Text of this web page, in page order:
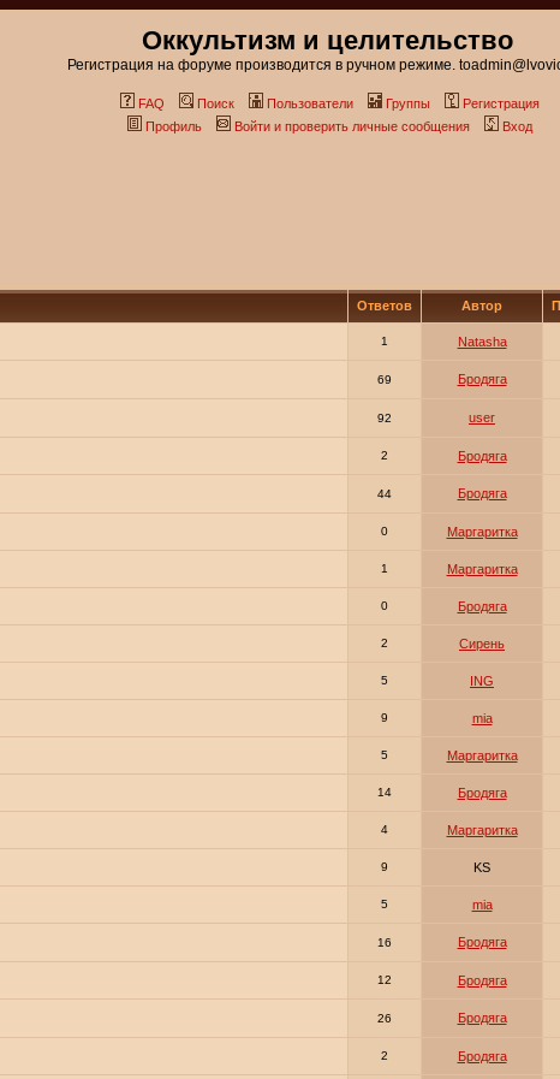
Оккультизм и целительство
Регистрация на форуме производится в ручном режиме.
FAQ Поиск Пользователи Группы
Регистрация
Профиль
Войти и проверить личные сообщения Вход
Ответов Автор
1 Natasha
69 Бродяга
92 user
2 Бродяга
44 Бродяга
0 Маргаритка
1 Маргаритка
0 Бродяга
2 Сирень
5 ING
9 mia
5 Маргаритка
14 Бродяга
4 Маргаритка
9 KS
5 mia
16 Бродяга
12 Бродяга
26 Бродяга
2 Бродяга